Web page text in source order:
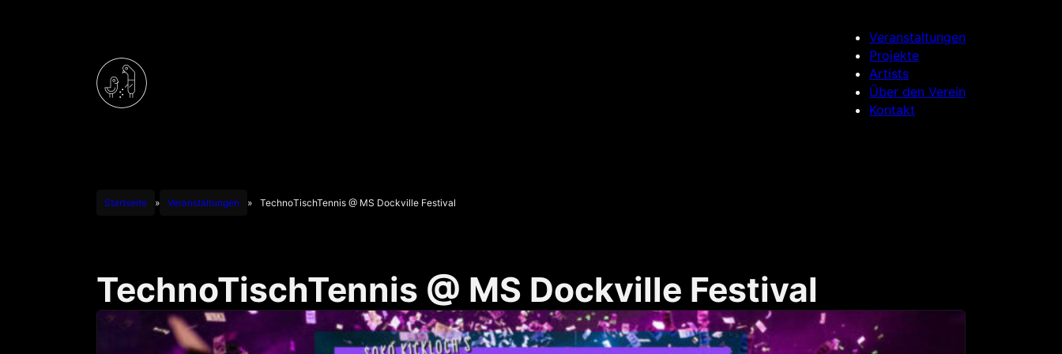
Veranstaltungen
Projekte
Artists
Über den Verein
Kontakt
Startseite » Veranstaltungen » TechnoTischTennis @ MS Dockville Festival
TechnoTischTennis @ MS Dockville Festival